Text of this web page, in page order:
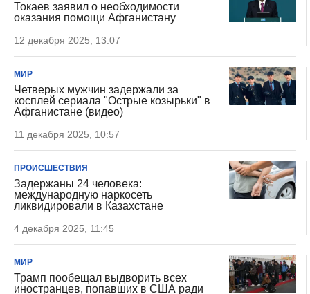
Токаев заявил о необходимости
оказания помощи Афганистану
12 декабря 2025, 13:07
МИР
Четверых мужчин задержали за
косплей сериала "Острые козырьки" в
Афганистане (видео)
11 декабря 2025, 10:57
ПРОИСШЕСТВИЯ
Задержаны 24 человека:
международную наркосеть
ликвидировали в Казахстане
4 декабря 2025, 11:45
МИР
Трамп пообещал выдворить всех
иностранцев, попавших в США ради